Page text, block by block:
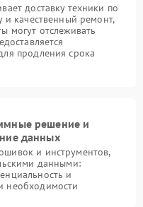
доставку техники по
и качественный ремонт,
могут отслеживать
продления срока
решение и
данных
и инструментов,
данными:
и
необходимости